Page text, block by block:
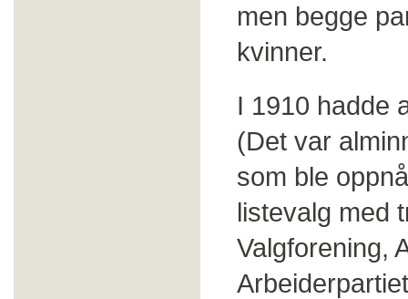
men begge
kvinner.
I 1910 hadde
(Det var
som ble
listevalg med
Valgforening,